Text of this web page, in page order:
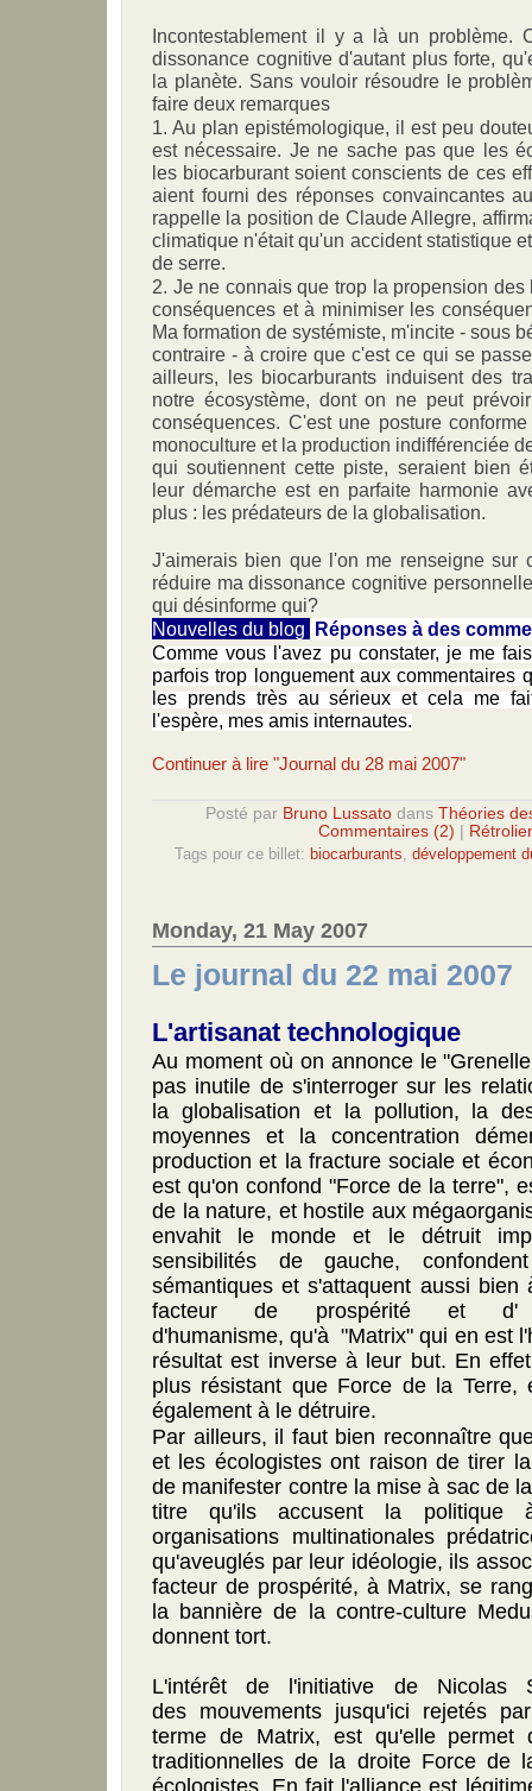
Incontestablement il y a là un problème.
dissonance cognitive d'autant plus forte,
la planète. Sans vouloir résoudre le
faire deux remarques
1. Au plan epistémologique, il est peu
est nécessaire. Je ne sache pas que les
les biocarburant soient conscients de ces
aient fourni des réponses convaincantes
rappelle la position de Claude Allegre,
climatique n'était qu'un accident statistique
de serre.
2. Je ne connais que trop la propension
conséquences et à minimiser les
Ma formation de systémiste, m'incite - sous
contraire - à croire que c'est ce qui se
ailleurs, les biocarburants induisent des
notre écosystème, dont on ne peut
conséquences. C'est une posture
monoculture et la production indifférenciée
qui soutiennent cette piste, seraient bien
leur démarche est en parfaite harmonie
plus : les prédateurs de la globalisation.
J'aimerais bien que l'on me renseigne sur
réduire ma dissonance cognitive
qui désinforme qui?
Nouvelles du blog Réponses à des
Comme vous l'avez pu constater, je me
parfois trop longuement aux commentaires
les prends très au sérieux et cela me
l'espère, mes amis internautes.
Continuer à lire "Journal du 28 mai 2007"
Posté par Bruno Lussato dans Théories
Commentaires (2)
Tags pour ce billet: biocarburants développement
Monday, 21 May 2007
Le journal du 22 mai 2007
L'artisanat technologique
Au moment où on annonce le
pas inutile de s'interroger sur les
la globalisation et la pollution, la
moyennes et la concentration
production et la fracture sociale et
est qu'on confond "Force de la terre",
de la nature, et hostile aux
envahit le monde et le détruit
sensibilités de gauche,
sémantiques et s'attaquent aussi bien
facteur de prospérité et d'
d'humanisme, qu'à "Matrix" qui en est
résultat est inverse à leur but. En
plus résistant que Force de la Terre,
également à le détruire.
Par ailleurs, il faut bien reconnaître
et les écologistes ont raison de tirer
de manifester contre la mise à sac de
titre qu'ils accusent la politique
organisations multinationales
qu'aveuglés par leur idéologie, ils
facteur de prospérité, à Matrix, se
la bannière de la contre-culture
donnent tort.
L'intérêt de l'initiative de Nicolas
des mouvements jusqu'ici rejetés
terme de Matrix, est qu'elle permet
traditionnelles de la droite Force de
écologistes. En fait l'alliance est